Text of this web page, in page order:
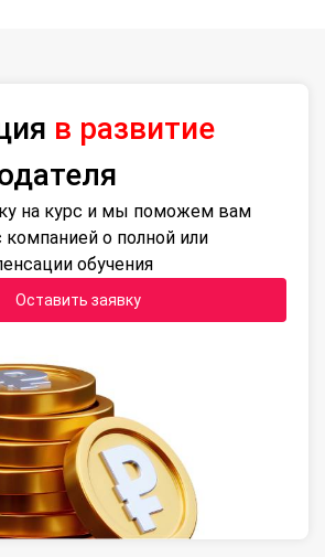
в развитие
на курс и мы поможем вам
компанией о полной или
обучения
Оставить заявку